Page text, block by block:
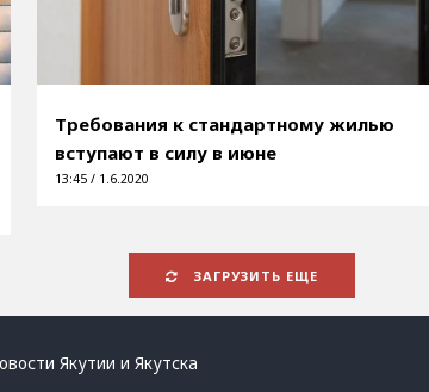
Требования к стандартному жилью
вступают в силу в июне
13:45 / 1.6.2020
ЗАГРУЗИТЬ ЕЩЕ
Якутии и Якутска